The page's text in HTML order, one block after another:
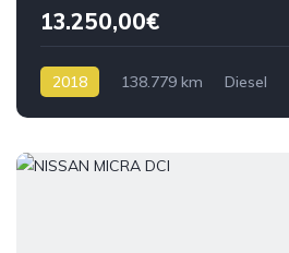
13.250,00€
2018 138.779 km Diesel